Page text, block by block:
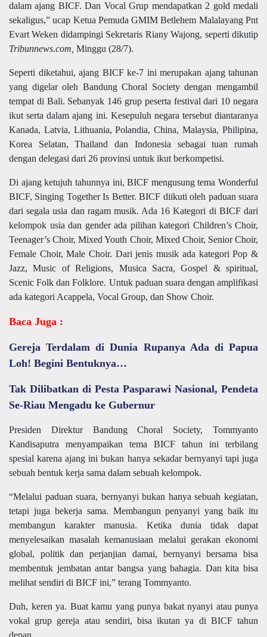
dalam ajang BICF. Dan Vocal Grup mendapatkan 2 gold medali
sekaligus,” ucap Ketua Pemuda GMIM Betlehem Malalayang Pnt
Evart Weken didampingi Sekretaris Riany Wajong, seperti dikutip
Tribunnews.com, Minggu (28/7).
Seperti diketahui, ajang BICF ke-7 ini merupakan ajang tahunan
yang digelar oleh Bandung Choral Society dengan mengambil
tempat di Bali. Sebanyak 146 grup peserta festival dari 10 negara
ikut serta dalam ajang ini. Kesepuluh negara tersebut diantaranya
Kanada, Latvia, Lithuania, Polandia, China, Malaysia, Philipina,
Korea Selatan, Thailand dan Indonesia sebagai tuan rumah
dengan delegasi dari 26 provinsi untuk ikut berkompetisi.
Di ajang ketujuh tahunnya ini, BICF mengusung tema Wonderful
BICF, Singing Together Is Better. BICF diikuti oleh paduan suara
dari segala usia dan ragam musik. Ada 16 Kategori di BICF dari
kelompok usia dan gender ada pilihan kategori Children’s Choir,
Teenager’s Choir, Mixed Youth Choir, Mixed Choir, Senior Choir,
Female Choir, Male Choir. Dari jenis musik ada kategori Pop &
Jazz, Music of Religions, Musica Sacra, Gospel & spiritual,
Scenic Folk dan Folklore. Untuk paduan suara dengan amplifikasi
ada kategori Acappela, Vocal Group, dan Show Choir.
Baca Juga :
Gereja Terdalam di Dunia Rupanya Ada di Papua
Loh! Begini Bentuknya…
Tak Dilibatkan di Pesta Pasparawi Nasional, Pendeta
Se-Riau Mengadu ke Gubernur
Presiden Direktur Bandung Choral Society, Tommyanto
Kandisaputra menyampaikan tema BICF tahun ini terbilang
spesial karena ajang ini bukan hanya sekadar bernyanyi tapi juga
sebuah bentuk kerja sama dalam sebuah kelompok.
“Melalui paduan suara, bernyanyi bukan hanya sebuah kegiatan,
tetapi juga bekerja sama. Membangun penyanyi yang baik itu
membangun karakter manusia. Ketika dunia tidak dapat
menyelesaikan masalah kemanusiaan melalui gerakan ekonomi
global, politik dan perjanjian damai, bernyanyi bersama bisa
membentuk jembatan antar bangsa yang bahagia. Dan kita bisa
melihat sendiri di BICF ini,” terang Tommyanto.
Duh, keren ya. Buat kamu yang punya bakat nyanyi atau punya
vokal grup gereja atau sendiri, bisa ikutan ya di BICF tahun